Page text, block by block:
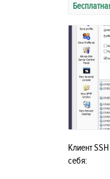
Клиент
себя: